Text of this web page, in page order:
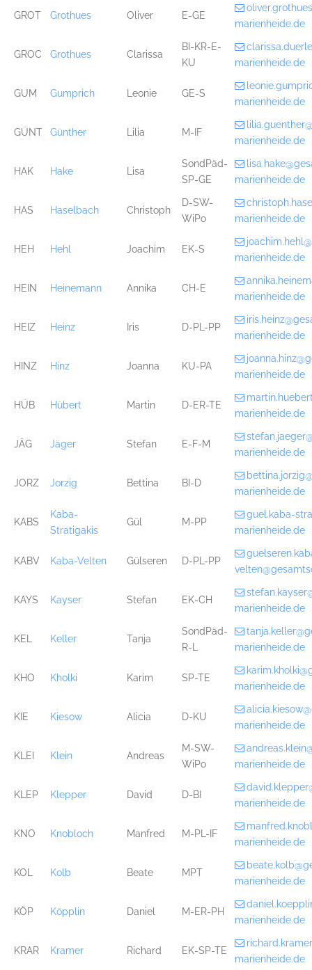
GROT Grothues Oliver E-GE
marienheide.de
GROC Grothues Clarissa
BI-KR-E-
KU
marienheide.de
GUM Gumprich Leonie GE-S
marienheide.de
GÜNT Günther Lilia M-IF
marienheide.de
HAK Hake Lisa
SondPäd-
SP-GE
marienheide.de
HAS Haselbach Christoph
D-SW-
WiPo
marienheide.de
HEH Hehl Joachim EK-S
marienheide.de
HEIN Heinemann Annika CH-E
marienheide.de
HEIZ Heinz Iris D-PL-PP
marienheide.de
HINZ Hinz Joanna KU-PA
marienheide.de
HÜB Hübert Martin D-ER-TE
marienheide.de
JÄG Jäger Stefan E-F-M
marienheide.de
JORZ Jorzig Bettina BI-D
marienheide.de
KABS
Kaba-
Stratigakis
Gül M-PP
guel.kaba-
marienheide.de
KABV Kaba-Velten Gülseren D-PL-PP
KAYS Kayser Stefan EK-CH
marienheide.de
KEL Keller Tanja
SondPäd-
R-L
marienheide.de
KHO Kholki Karim SP-TE
marienheide.de
KIE Kiesow Alicia D-KU
marienheide.de
KLEI Klein Andreas
M-SW-
WiPo
marienheide.de
KLEP Klepper David D-BI
marienheide.de
KNO Knobloch Manfred M-PL-IF
marienheide.de
KOL Kolb Beate MPT
marienheide.de
KÖP Köpplin Daniel M-ER-PH
marienheide.de
KRAR Kramer Richard EK-SP-TE
marienheide.de